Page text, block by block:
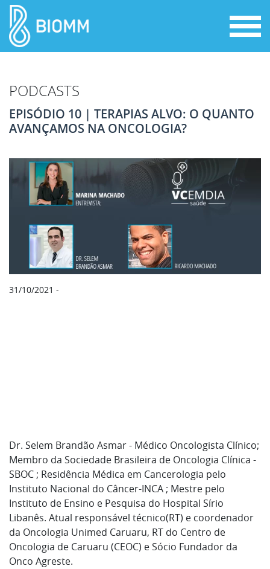
PODCASTS
EPISÓDIO 10 | TERAPIAS ALVO: O QUANTO
AVANÇAMOS NA ONCOLOGIA?
31/10/2021
Dr. Selem Brandão Asmar - Médico Oncologista Clínico;
Membro da Sociedade Brasileira de Oncologia Clínica -
SBOC ; Residência Médica em Cancerologia pelo
Instituto Nacional do Câncer-INCA ; Mestre pelo
Instituto de Ensino e Pesquisa do Hospital Sírio
Libanês. Atual responsável técnico(RT) e coordenador
da Oncologia Unimed Caruaru, RT do Centro de
Oncologia de Caruaru (CEOC) e Sócio Fundador da
Onco Agreste.